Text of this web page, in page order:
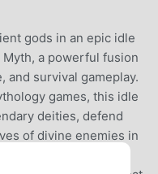
gods in an epic idle
a powerful fusion
and survival gameplay.
games, this idle
deities, defend
of divine enemies in
strategic